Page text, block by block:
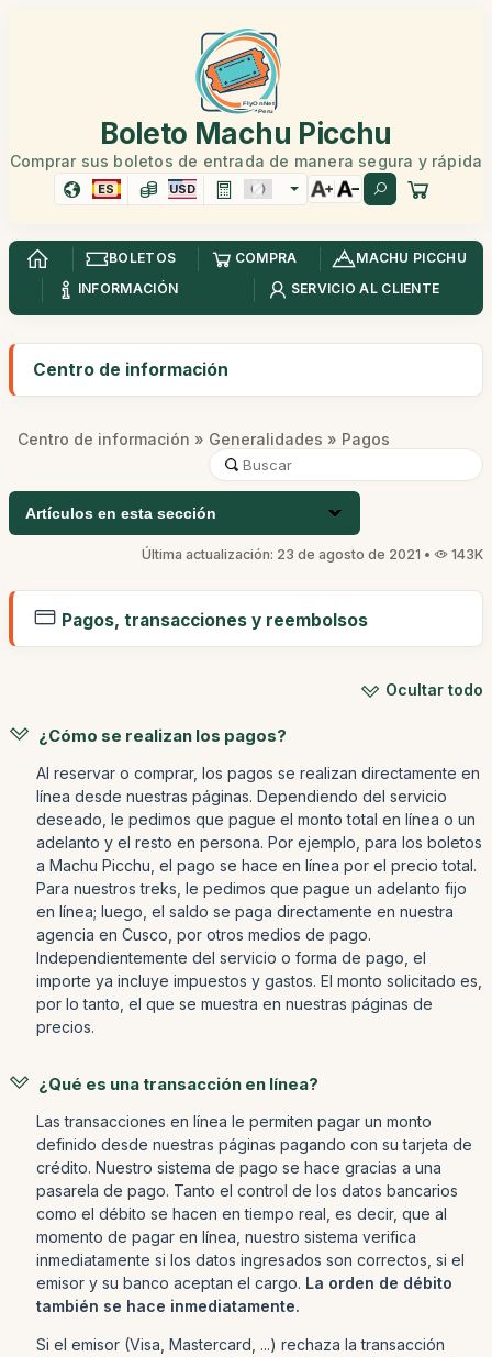
Boleto Machu Picchu
Comprar sus boletos de entrada de manera segura y rápida
ES USD
BOLETOS COMPRA
MACHU PICCHU
INFORMACIÓN
SERVICIO AL CLIENTE
Centro de información
Centro de información » Generalidades » Pagos
Artículos en esta sección
Última actualización: 23 de agosto de 2021 • 143K
Pagos, transacciones y reembolsos
Ocultar todo
¿Cómo se realizan los pagos?
Al reservar o comprar, los pagos se realizan directamente en
línea desde nuestras páginas. Dependiendo del servicio
deseado, le pedimos que pague el monto total en línea o un
adelanto y el resto en persona. Por ejemplo, para los boletos
a Machu Picchu, el pago se hace en línea por el precio total.
Para nuestros treks, le pedimos que pague un adelanto fijo
en línea; luego, el saldo se paga directamente en nuestra
agencia en Cusco, por otros medios de pago.
Independientemente del servicio o forma de pago, el
importe ya incluye impuestos y gastos. El monto solicitado es,
por lo tanto, el que se muestra en nuestras páginas de
precios.
¿Qué es una transacción en línea?
Las transacciones en línea le permiten pagar un monto
definido desde nuestras páginas pagando con su tarjeta de
crédito. Nuestro sistema de pago se hace gracias a una
pasarela de pago. Tanto el control de los datos bancarios
como el débito se hacen en tiempo real, es decir, que al
momento de pagar en línea, nuestro sistema verifica
inmediatamente si los datos ingresados son correctos, si el
emisor y su banco aceptan el cargo. La orden de débito
también se hace inmediatamente.
Si el emisor (Visa, Mastercard, ...) rechaza la transacción